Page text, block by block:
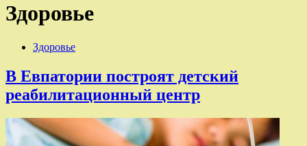
Здоровье
Здоровье
В Евпатории построят детский
реабилитационный центр